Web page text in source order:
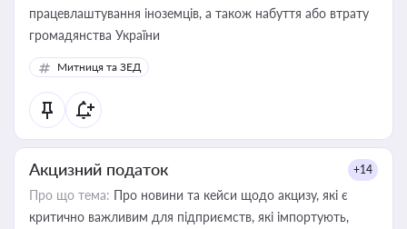
працевлаштування іноземців, а також набуття або втрату
громадянства України
Митниця та ЗЕД
Акцизний податок +14
Про що тема: Про новини та кейси щодо акцизу, які є
критично важливим для підприємств, які імпортують,